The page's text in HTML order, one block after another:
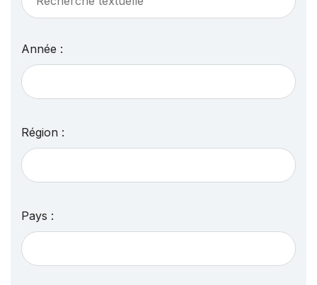
Année :
Région :
Pays :